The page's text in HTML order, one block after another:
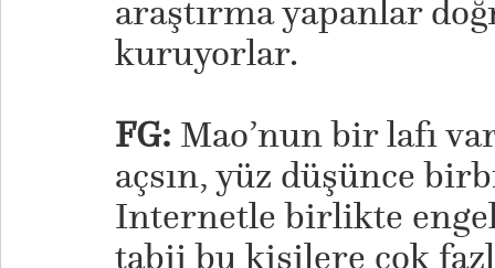
araştırma yapanlar
kuruyorlar.
FG: Mao’nun bir lafı
açsın, yüz düşünce
Internetle birlikte
tabii bu kişilere çok